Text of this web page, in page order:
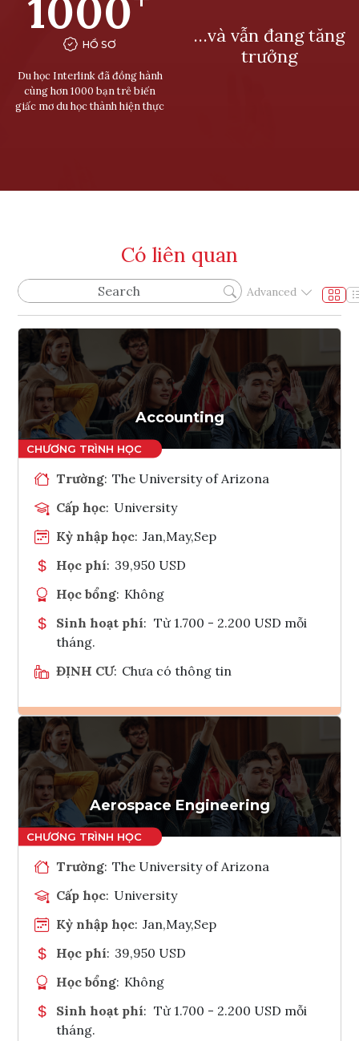
1000
HỒ SƠ
Du học Interlink đã đồng hành
cùng hơn 1000 bạn trẻ biến
giấc mơ du học thành hiện thực
…và vẫn đang tăng
trưởng
Có liên quan
Advanced
Accounting
Trường: The University of Arizona
Cấp học: University
Kỳ nhập học: Jan,May,Sep
Học phí: 39,950 USD
Học bổng: Không
Sinh hoạt phí: Từ 1.700 - 2.200 USD mỗi
tháng.
ĐỊNH CƯ: Chưa có thông tin
Ghi danh
Tham vấn Interlink
Aerospace Engineering
Trường: The University of Arizona
Cấp học: University
Kỳ nhập học: Jan,May,Sep
Học phí: 39,950 USD
Học bổng: Không
Sinh hoạt phí: Từ 1.700 - 2.200 USD mỗi
tháng.